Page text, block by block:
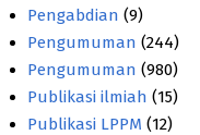
Pengabdian (9)
Pengumuman (244)
Pengumuman (980)
Publikasi ilmiah (15)
Publikasi LPPM (12)